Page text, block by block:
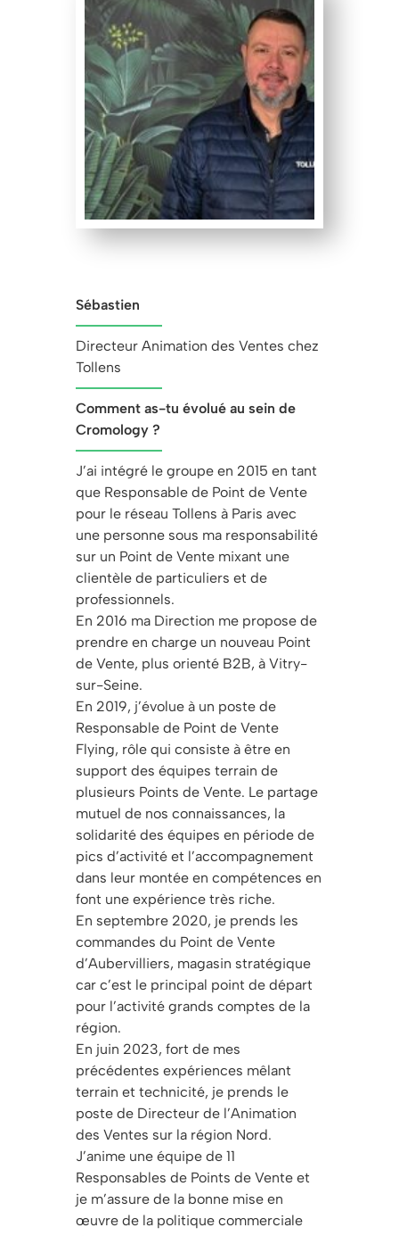
Sébastien
Directeur Animation des Ventes chez
Tollens
Comment as-tu évolué au sein de
Cromology ?
J’ai intégré le groupe en 2015 en tant
que Responsable de Point de Vente
pour le réseau Tollens à Paris avec
une personne sous ma responsabilité
sur un Point de Vente mixant une
clientèle de particuliers et de
professionnels.
En 2016 ma Direction me propose de
prendre en charge un nouveau Point
de Vente, plus orienté B2B, à Vitry-
sur-Seine.
En 2019, j’évolue à un poste de
Responsable de Point de Vente
Flying, rôle qui consiste à être en
support des équipes terrain de
plusieurs Points de Vente. Le partage
mutuel de nos connaissances, la
solidarité des équipes en période de
pics d’activité et l’accompagnement
dans leur montée en compétences en
font une expérience très riche.
En septembre 2020, je prends les
commandes du Point de Vente
d’Aubervilliers, magasin stratégique
car c’est le principal point de départ
pour l’activité grands comptes de la
région.
En juin 2023, fort de mes
précédentes expériences mêlant
terrain et technicité, je prends le
poste de Directeur de l’Animation
des Ventes sur la région Nord.
J’anime une équipe de 11
Responsables de Points de Vente et
je m’assure de la bonne mise en
œuvre de la politique commerciale